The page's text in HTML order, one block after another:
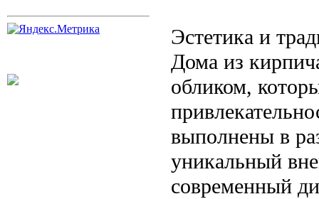
Эстетика и
Дома из
обликом,
выполнены в
уникальный
современный